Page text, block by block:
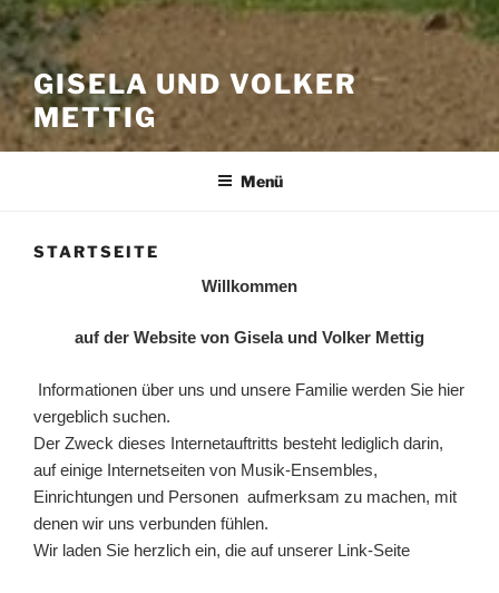
GISELA UND VOLKER
METTIG
Menü
STARTSEITE
Willkommen
auf der Website von Gisela und Volker Mettig
Informationen über uns und unsere Familie werden Sie hier
vergeblich suchen.
Der Zweck dieses Internetauftritts besteht lediglich darin,
auf einige Internetseiten von Musik-Ensembles,
Einrichtungen und Personen aufmerksam zu machen, mit
denen wir uns verbunden fühlen.
Wir laden Sie herzlich ein, die auf unserer Link-Seite